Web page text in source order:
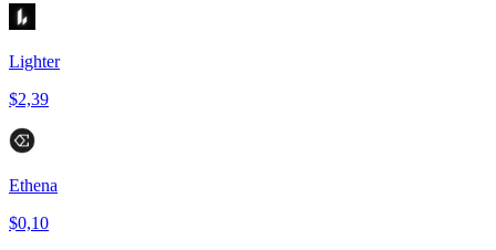
Lighter
$2,39
Ethena
$0,10